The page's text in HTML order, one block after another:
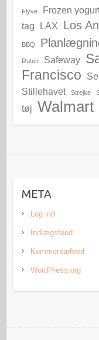
Flyve Frozen
tag
LAX Los
BBQ
Ruten Safeway
Francisco
Stillehavet Strejke
tøj Walmart
META
Log ind
Indlægsfeed
Kommentarfeed
WordPress.org